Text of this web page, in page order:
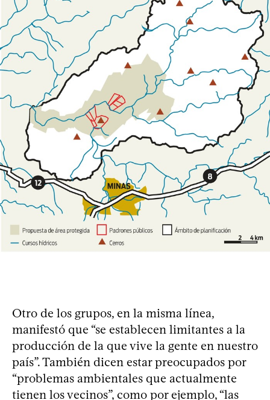
Otro de los grupos, en la misma línea,
manifestó que “se establecen limitantes a la
producción de la que vive la gente en nuestro
país”. También dicen estar preocupados por
“problemas ambientales que actualmente
tienen los vecinos”, como por ejemplo, “las